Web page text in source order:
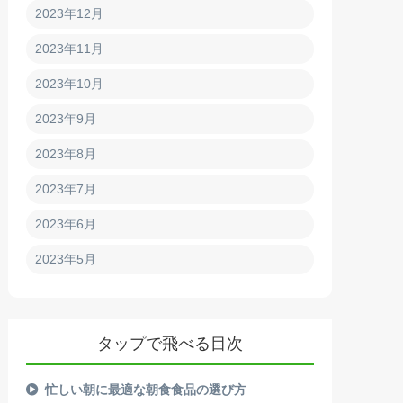
2023年12月
2023年11月
2023年10月
2023年9月
2023年8月
2023年7月
2023年6月
2023年5月
タップで飛べる目次
忙しい朝に最適な朝食食品の選び方